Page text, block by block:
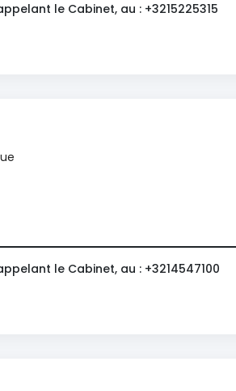
le Cabinet, au : +3215225315
le Cabinet, au : +3214547100